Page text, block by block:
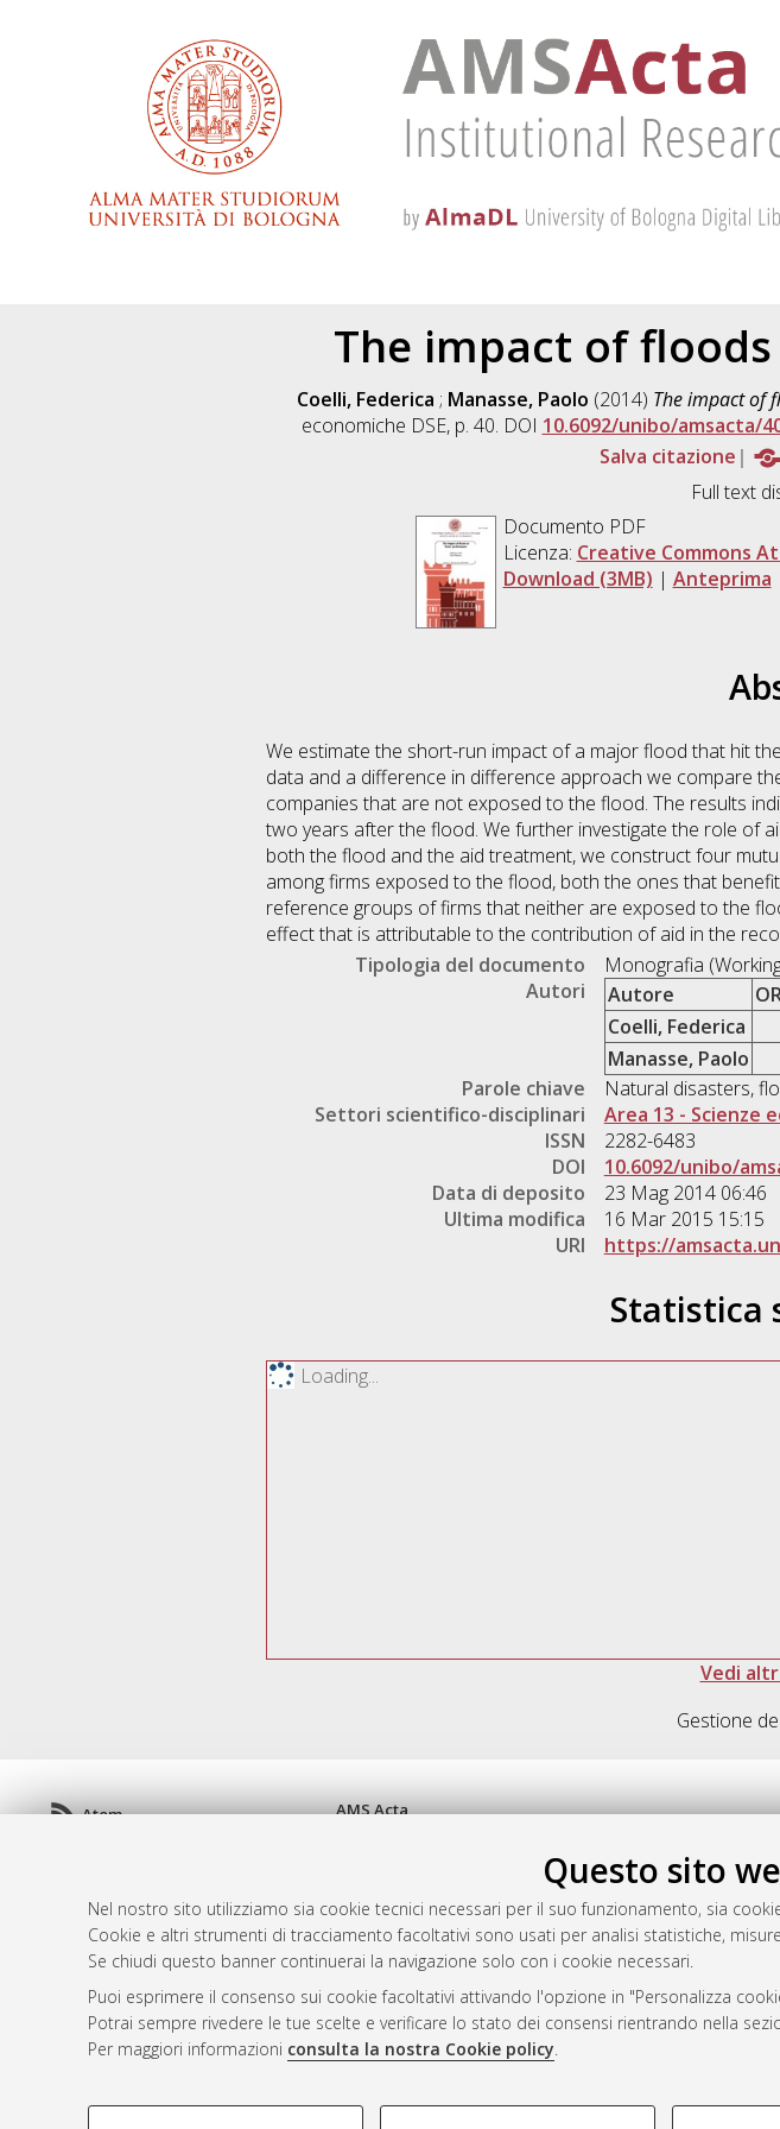
Questo sito
Nel nostro sito utilizziamo sia cookie tecnici necessari per il suo funzionamento, sia
Cookie e altri strumenti di tracciamento facoltativi sono usati per analisi statistiche,
Se chiudi questo banner continuerai la navigazione solo con i cookie necessari.
Puoi esprimere il consenso sui cookie facoltativi attivando l'opzione in "Personalizza
Potrai sempre rivedere le tue scelte e verificare lo stato dei consensi rientrando nella
Per maggiori informazioni consulta la nostra Cookie policy.
COOKIE DI PROFILAZIONE - FACOLTATIVI
The impact of
Coelli, Federica ; Manasse, Paolo (2014) The impact of
economiche DSE, p. 40. DOI 10.6092/unibo/amsacta/
Salva citazione
Full text
Documento PDF
Licenza: Creative Commons
Download (3MB) | Anteprima
We estimate the short-run impact of a major flood that hit
data and a difference in difference approach we compare
companies that are not exposed to the flood. The results
two years after the flood. We further investigate the role of
both the flood and the aid treatment, we construct four
among firms exposed to the flood, both the ones that
reference groups of firms that neither are exposed to the
effect that is attributable to the contribution of aid in the
Tipologia del documento
Monografia
Autori
Autore
Coelli, Federica
Manasse, Paolo
Parole chiave
Natural disasters,
Settori scientifico-disciplinari
Area 13 - Scienze
ISSN
2282-6483
DOI
10.6092/unibo/
Data di deposito
23 Mag 2014 06:46
Ultima modifica
16 Mar 2015 15:15
URI
https://
Statistica
Loading...
Vedi
Gestione
Atom
AMS Acta
doi.org/10.17616/R3P19R
Servizio implementato e gestito da
AlmaDL
Impostazioni Cookie
Informativa sulla privacy
Condizioni d'uso del sito
Mission e policies del repository